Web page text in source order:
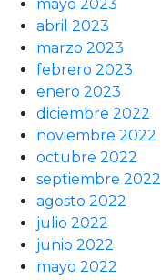
mayo 2023
abril 2023
marzo 2023
febrero 2023
enero 2023
diciembre 2022
noviembre 2022
octubre 2022
septiembre 2022
agosto 2022
julio 2022
junio 2022
mayo 2022